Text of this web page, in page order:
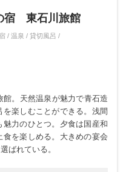
宿 東石川旅館
/ 温泉 / 貸切風呂 /
。天然温泉が魅力で青石造
楽しむことができる。浅間
力のひとつ。夕食は国産和
を楽しめる。大きめの宴会
ばれている。